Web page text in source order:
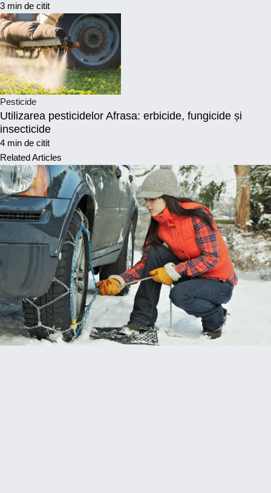
3 min de citit
Pesticide
Utilizarea pesticidelor Afrasa: erbicide, fungicide și
insecticide
4 min de citit
Related Articles